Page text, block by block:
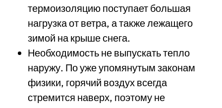
термоизоляцию поступает большая
нагрузка от ветра, а также лежащего
зимой на крыше снега.
Необходимость не выпускать тепло
наружу. По уже упомянутым законам
физики, горячий воздух всегда
стремится наверх, поэтому не